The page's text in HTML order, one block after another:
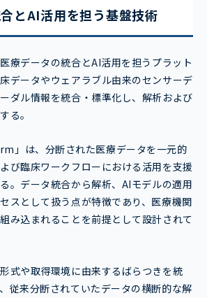
とAI活用を担う基盤技術
療データの統合とAI活用を担うプラット
データやウェアラブル由来のセンサーデ
ダル情報を統合・標準化し、解析および
る。
」は、分断された医療データを一元的
び臨床ワークフローにおける活用を支援
。データ統合から解析、AIモデルの適用
スとして扱う点が特徴であり、医療機関
み込まれることを前提として設計されて
式や取得環境に由来するばらつきを統
従来分断されていたデータの横断的な解